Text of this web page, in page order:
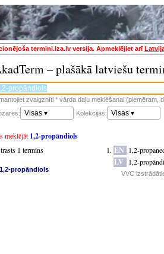
termini.lza.lv versija. Apmeklējiet arī
– plašākā latviešu
zvaigznīti * vārda daļu meklēšanai (piemēram,
Visas ▾ Kolekcijas: Visas ▾
meklējāt 1,2-propāndiols
1 termins
1,2-propāndiols
EN 1,2-
LV 1,2-
VVC